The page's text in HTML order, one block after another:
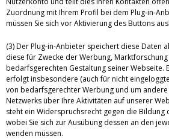
Zuordnung mit Ihrem Profil bei dem Plug-in-
müssen Sie sich vor Aktivierung des Buttons
(3) Der Plug-in-Anbieter speichert diese Daten
diese für Zwecke der Werbung,
bedarfsgerechten Gestaltung seiner Webseite.
erfolgt insbesondere (auch für nicht
von bedarfsgerechter Werbung und um
Netzwerks über Ihre Aktivitäten auf unserer
steht ein Widerspruchsrecht gegen die
wobei Sie sich zur Ausübung dessen an den
wenden müssen.